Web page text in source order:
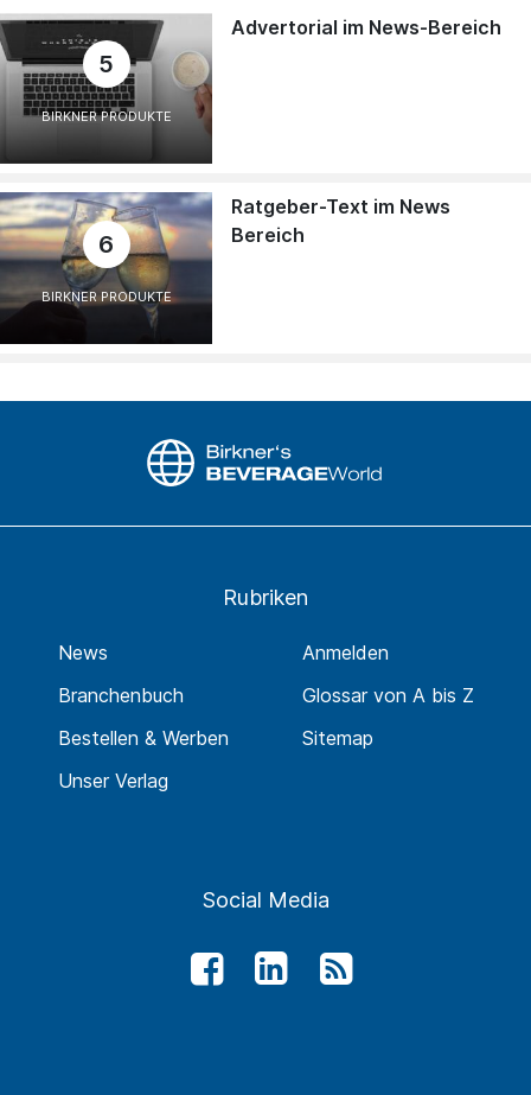
5
BIRKNER PRODUKTE
Advertorial im News-Bereich
6
BIRKNER PRODUKTE
Ratgeber-Text im News
Bereich
Rubriken
News
Branchenbuch
Bestellen & Werben
Unser Verlag
Anmelden
Glossar von A bis Z
Sitemap
Social Media